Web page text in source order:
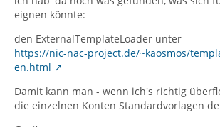
eignen könnte:
den ExternalTemplateLoader unter
https://nic-nac-project.de/~kaosmos/
en.html
Damit kann man - wenn ich's richtig
die einzelnen Konten Standardvorlagen